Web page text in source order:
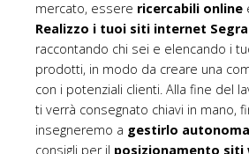
mercato, essere ricercabili online
Realizzo i tuoi siti internet
raccontando chi sei e elencando i
prodotti, in modo da creare una
con i potenziali clienti. Alla fine del
ti verrà consegnato chiavi in mano,
insegneremo a gestirlo
consigli per il posizionamento siti